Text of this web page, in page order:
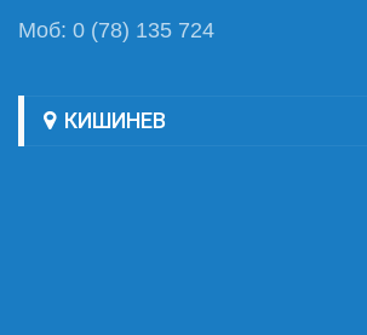
Моб: 0 (78) 135 724
КИШИНЕВ